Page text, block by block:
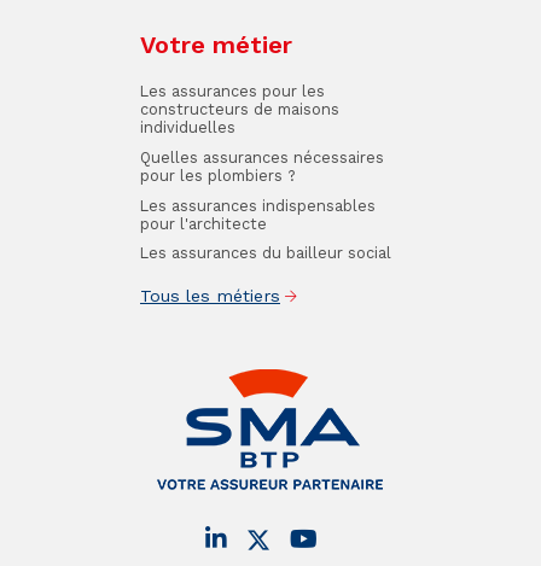
Votre métier
Les assurances pour les
constructeurs de maisons
individuelles
Quelles assurances nécessaires
pour les plombiers ?
Les assurances indispensables
pour l'architecte
Les assurances du bailleur social
Tous les métiers